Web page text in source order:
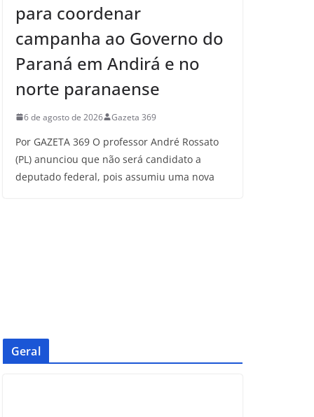
para coordenar
campanha ao Governo do
Paraná em Andirá e no
norte paranaense
6 de agosto de 2026 Gazeta 369
Por GAZETA 369 O professor André Rossato
(PL) anunciou que não será candidato a
deputado federal, pois assumiu uma nova
Geral